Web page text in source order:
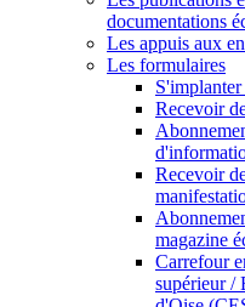
documentations
Les appuis aux
Les formulaires
Recevoir
Recevoir
magazine
Carrefour
supérieur /